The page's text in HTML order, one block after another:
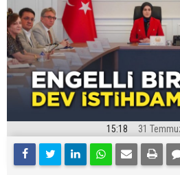
15:18 31